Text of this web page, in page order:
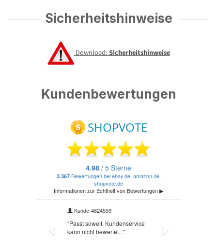
Sicherheitshinweise
Download:Sicherheitshinweise
Kundenbewertungen